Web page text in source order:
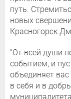
путь.
новых
Красногорск
"От всей души
событием, и
объединяет
в себя и в